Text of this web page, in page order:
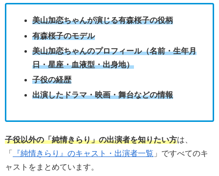
美山加恋ちゃんが演じる有森桜子の役柄
有森桜子のモデル
美山加恋ちゃんのプロフィール（名前・生年月
日・星座・血液型・出身地）
子役の経歴
出演したドラマ・映画・舞台などの情報
子役以外の「純情きらり」の出演者を知りたい方は、
「
『純情きらり』のキャスト・出演者一覧 」ですべてのキ
ャストをまとめています。